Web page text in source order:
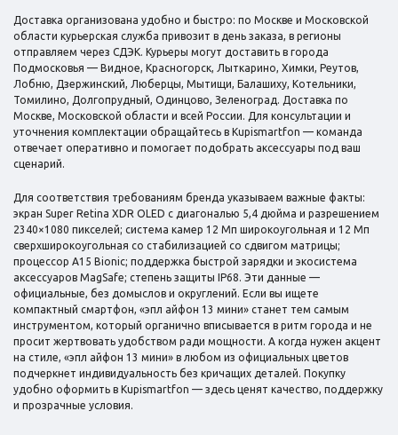
Доставка организована удобно и быстро: по Москве и Московской
области курьерская служба привозит в день заказа, в регионы
отправляем через СДЭК. Курьеры могут доставить в города
Подмосковья — Видное, Красногорск, Лыткарино, Химки, Реутов,
Лобню, Дзержинский, Люберцы, Мытищи, Балашиху, Котельники,
Томилино, Долгопрудный, Одинцово, Зеленоград. Доставка по
Москве, Московской области и всей России. Для консультации и
уточнения комплектации обращайтесь в Kupismartfon — команда
отвечает оперативно и помогает подобрать аксессуары под ваш
сценарий.
Для соответствия требованиям бренда указываем важные факты:
экран Super Retina XDR OLED с диагональю 5,4 дюйма и разрешением
2340×1080 пикселей; система камер 12 Мп широкоугольная и 12 Мп
сверхширокоугольная со стабилизацией со сдвигом матрицы;
процессор A15 Bionic; поддержка быстрой зарядки и экосистема
аксессуаров MagSafe; степень защиты IP68. Эти данные —
официальные, без домыслов и округлений. Если вы ищете
компактный смартфон, «эпл айфон 13 мини» станет тем самым
инструментом, который органично вписывается в ритм города и не
просит жертвовать удобством ради мощности. А когда нужен акцент
на стиле, «эпл айфон 13 мини» в любом из официальных цветов
подчеркнет индивидуальность без кричащих деталей. Покупку
удобно оформить в Kupismartfon — здесь ценят качество, поддержку
и прозрачные условия.